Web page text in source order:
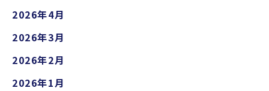
2026年4月
2026年3月
2026年2月
2026年1月